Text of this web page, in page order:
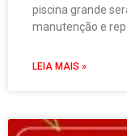
piscina grande
manutenção e
LEIA MAIS »